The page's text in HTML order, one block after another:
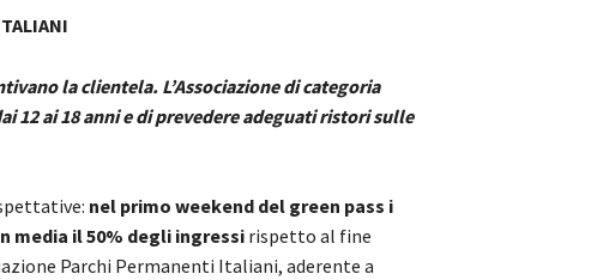
la clientela. L’Associazione di categoria
12 ai 18 anni e di prevedere adeguati ristori sulle
nel primo weekend del green pass i
media il 50% degli ingressirispetto al fine
Parchi Permanenti Italiani, aderente a